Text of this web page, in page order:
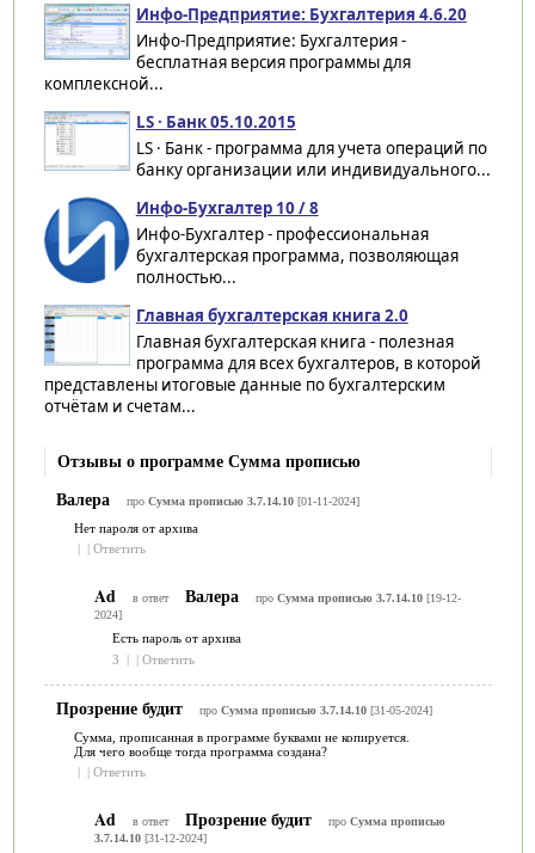
Инфо-Предприятие: Бухгалтерия 4.6.20
Инфо-Предприятие: Бухгалтерия -
бесплатная версия программы для
комплексной...
LS · Банк 05.10.2015
LS · Банк - программа для учета операций по
банку организации или индивидуального...
Инфо-Бухгалтер 10 / 8
Инфо-Бухгалтер - профессиональная
бухгалтерская программа, позволяющая
полностью...
Главная бухгалтерская книга 2.0
Главная бухгалтерская книга - полезная
программа для всех бухгалтеров, в которой
представлены итоговые данные по бухгалтерским
отчётам и счетам...
Отзывы о программе Сумма прописью
Валера
про Сумма прописью 3.7.14.10[01-11-2024]
Нет пароля от архива
Ответить
Ad в ответ Валера про Сумма прописью 3.7.14.10[19-12-
2024]
Есть пароль от архива
3
| | Ответить
Прозрение будит про Сумма прописью 3.7.14.10[31-05-2024]
Сумма, прописанная в программе буквами не копируется.
Для чего вообще тогда программа создана?
Ответить
Ad в ответ Прозрение будит про Сумма прописью
3.7.14.10[31-12-2024]